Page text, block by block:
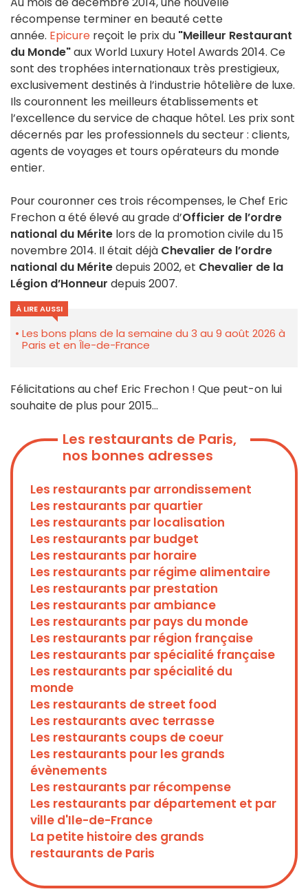
récompense terminer en beauté cette
année. Epicure reçoit le prix du "Meilleur Restaurant
du Monde"aux World Luxury Hotel Awards 2014. Ce
sont des trophées internationaux très prestigieux,
exclusivement destinés à l’industrie hôtelière de luxe.
Ils couronnent les meilleurs établissements et
l’excellence du service de chaque hôtel. Les prix sont
décernés par les professionnels du secteur : clients,
agents de voyages et tours opérateurs du monde
entier.
Pour couronner ces trois récompenses, le Chef Eric
Frechon a été élevé au grade d’Officier de l’ordre
national du Mérite lors de la promotion civile du 15
novembre 2014. Il était déjà Chevalier de l’ordre
national du Méritedepuis 2002, et Chevalier de la
Légion d’Honneur depuis 2007.
À LIRE AUSSI
Les bons plans de la semaine du 3 au 9 août 2026 à
Paris et en Île-de-France
Félicitations au chef Eric Frechon ! Que peut-on lui
souhaite de plus pour 2015...
Les restaurants de Paris,
nos bonnes adresses
Les restaurants par arrondissement
Les restaurants par quartier
Les restaurants par localisation
Les restaurants par budget
Les restaurants par horaire
Les restaurants par régime alimentaire
Les restaurants par prestation
Les restaurants par ambiance
Les restaurants par pays du monde
Les restaurants par région française
Les restaurants par spécialité française
Les restaurants par spécialité du
monde
Les restaurants de street food
Les restaurants avec terrasse
Les restaurants coups de coeur
Les restaurants pour les grands
évènements
Les restaurants par récompense
Les restaurants par département et par
ville d'Ile-de-France
La petite histoire des grands
restaurants de Paris